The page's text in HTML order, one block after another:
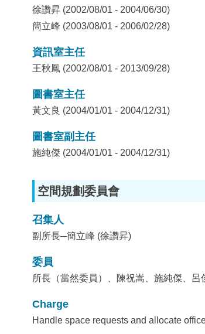
徐讚昇 (2002/08/01 - 2004/06/30)
簡立峰 (2003/08/01 - 2006/02/28)
資訊室主任
王秋鳳 (2002/08/01 - 2013/09/28)
圖書室主任
黃文良 (2004/01/01 - 2004/12/31)
圖書室副主任
施純傑 (2004/01/01 - 2004/12/31)
空間規劃委員會
召集人
副所長─簡立峰 (徐讚昇)
委員
所長（當然委員）、陳祝嵩、施純傑、呂
Charge
Handle space requests and allocate